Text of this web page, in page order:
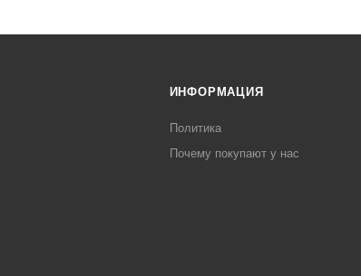
ИНФОРМАЦИЯ
Политика
Почему покупают у нас